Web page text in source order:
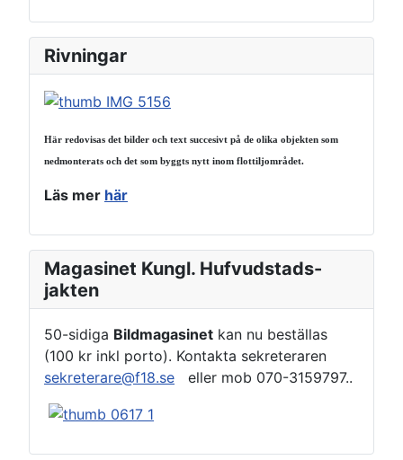
Rivningar
Här redovisas det bilder och text succesivt på de olika objekten som
nedmonterats och det som byggts nytt inom flottiljområdet.
Läs mer här
Magasinet Kungl. Hufvudstads-
jakten
50-sidiga Bildmagasinet kan nu beställas
(100 kr inkl porto). Kontakta sekreteraren
sekreterare@f18.se eller mob 070-3159797..